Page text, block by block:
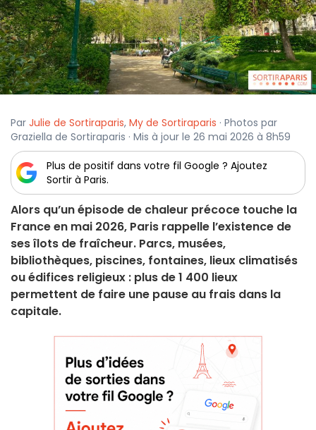
Par Julie de Sortiraparis, My de Sortiraparis · Photos par
Graziella de Sortiraparis · Mis à jour le 26 mai 2026 à 8h59
Plus de positif dans votre fil Google ? Ajoutez
Sortir à Paris.
Alors qu’un épisode de chaleur précoce touche la
France en mai 2026, Paris rappelle l’existence de
ses îlots de fraîcheur. Parcs, musées,
bibliothèques, piscines, fontaines, lieux climatisés
ou édifices religieux : plus de 1 400 lieux
permettent de faire une pause au frais dans la
capitale.